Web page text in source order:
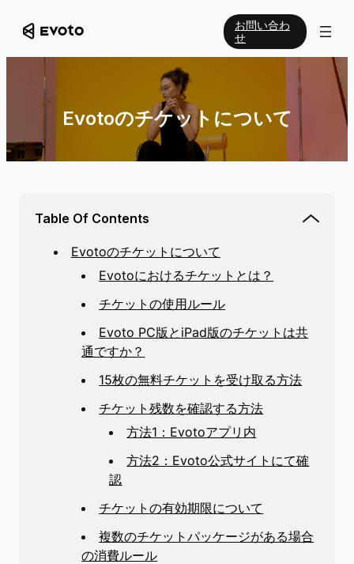
お問い合わ
せ
Evotoのチケットについて
Table Of Contents
Evotoのチケットについて
Evotoにおけるチケットとは？
チケットの使用ルール
Evoto PC版とiPad版のチケットは共
通ですか？
15枚の無料チケットを受け取る方法
チケット残数を確認する方法
方法1：Evotoアプリ内
方法2：Evoto公式サイトにて確
認
チケットの有効期限について
複数のチケットパッケージがある場合
の消費ルール